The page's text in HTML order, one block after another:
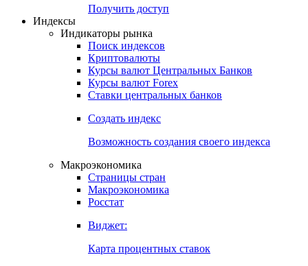
Получить доступ
Индексы
Индикаторы рынка
Поиск индексов
Криптовалюты
Курсы валют Центральных Банков
Курсы валют Forex
Ставки центральных банков
Создать индекс
Возможность создания своего индекса
Макроэкономика
Страницы стран
Макроэкономика
Росстат
Виджет:
Карта процентных ставок